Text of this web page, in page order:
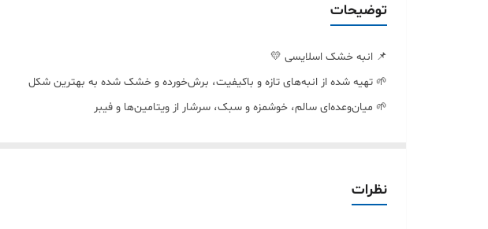
توضیحات
📌 انبه خشک اسلایسی 💛
🌱 تهیه شده از انبه‌های تازه و باکیفیت، برش‌خورده و خشک شده به بهترین شکل
🌱 میان‌وعده‌ای سالم، خوشمزه و سبک، سرشار از ویتامین‌ها و فیبر
نظرات